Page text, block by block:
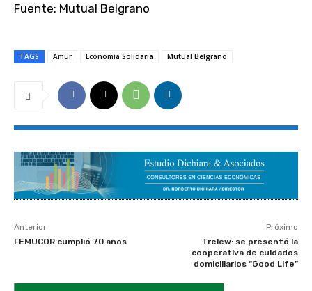
Fuente: Mutual Belgrano
TAGS Amur Economía Solidaria Mutual Belgrano
Anterior
FEMUCOR cumplió 70 años
Próximo
Trelew: se presentó la
cooperativa de cuidados
domiciliarios “Good Life”